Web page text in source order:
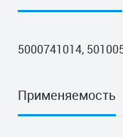
5000741014,
Применяемость